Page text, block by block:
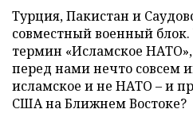
Турция, Пакистан и
совместный военный
термин «Исламское
перед нами нечто совсем
исламское и не НАТО – и
США на Ближнем Востоке?